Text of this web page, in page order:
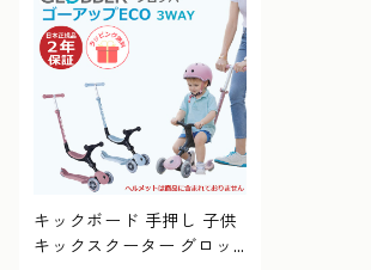
キックボード 手押し 子供
キックスクーター グロッ